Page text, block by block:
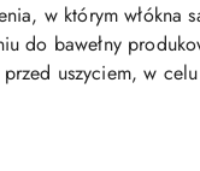
w którym włókna
do bawełny
uszyciem, w